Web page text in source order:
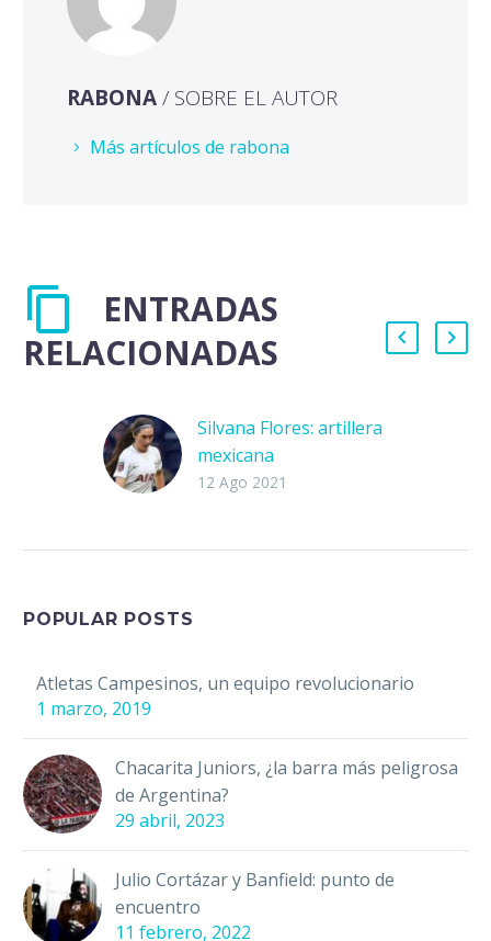
RABONA/ SOBRE EL AUTOR
Más artículos de rabona
ENTRADAS
RELACIONADAS
Silvana Flores: artillera
mexicana
“Me encantan las
12 Ago 2021
POPULAR POSTS
Atletas Campesinos, un equipo revolucionario
1 marzo, 2019
Chacarita Juniors, ¿la barra más peligrosa
de Argentina?
29 abril, 2023
Julio Cortázar y Banfield: punto de
encuentro
11 febrero, 2022